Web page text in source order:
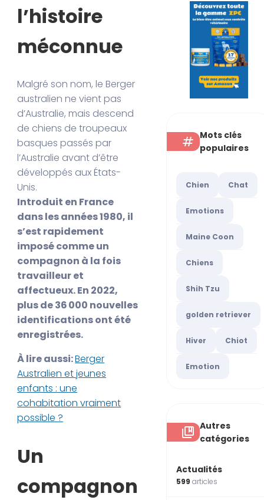
l’histoire
méconnue
Malgré son nom, le Berger
australien ne vient pas
d’Australie, mais descend
de chiens de troupeaux
basques passés par
l’Australie avant d’être
développés aux États-
Unis.
Introduit en France
dans les années 1980, il
s’est rapidement
imposé comme un
compagnon à la fois
travailleur et
affectueux. En 2022,
plus de 36 000 nouvelles
identifications ont été
enregistrées.
À lire aussi:Berger
Australien et jeunes
enfants : une
cohabitation vraiment
possible ?
Un
compagnon
Mots clés
populaires
Chien Chat
Emotions
Maine Coon
Chiens
Shih Tzu
golden retriever
Hiver Chiot
Emotion
Autres
catégories
Actualités
599articles